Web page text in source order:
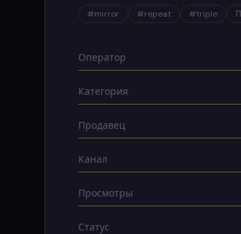
#mirror #repeat #triple
Оператор
Категория
Продавец
Канал
Просмотры
Статус